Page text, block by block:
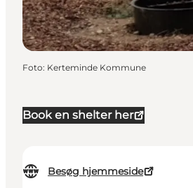
Book en shelter her
Besøg hjemmeside
Foto: Kerteminde Kommune